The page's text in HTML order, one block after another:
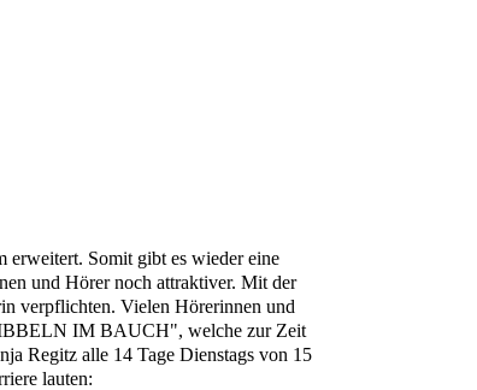
erweitert. Somit gibt es wieder eine
und Hörer noch attraktiver. Mit der
verpflichten. Vielen Hörerinnen und
IM BAUCH", welche zur Zeit
Regitz alle 14 Tage Dienstags von 15
lauten: